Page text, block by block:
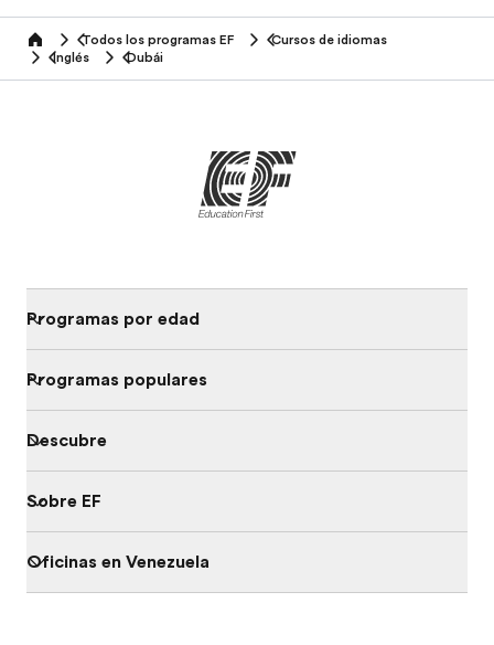
home Todos los programas EF
Cursos de idiomas
Inglés
Dubái
Programas por edad
Programas populares
Descubre
Sobre EF
Oficinas en Venezuela